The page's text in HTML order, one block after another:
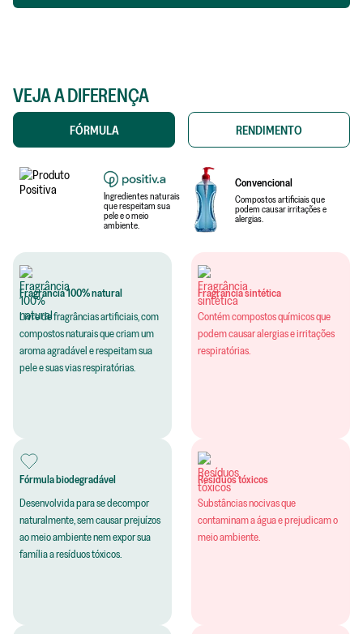
VEJA A DIFERENÇA
FÓRMULA RENDIMENTO
Ingredientes naturais
que respeitam sua
pele e o meio
ambiente.
Convencional
Compostos artificiais que
podem causar irritações e
alergias.
Fragrância 100% natural
Livre de fragrâncias artificiais, com
compostos naturais que criam um
aroma agradável e respeitam sua
pele e suas vias respiratórias.
Fórmula biodegradável
Desenvolvida para se decompor
naturalmente, sem causar prejuízos
ao meio ambiente nem expor sua
família a resíduos tóxicos.
Fragrância sintética
Contém compostos químicos que
podem causar alergias e irritações
respiratórias.
Resíduos tóxicos
Substâncias nocivas que
contaminam a água e prejudicam o
meio ambiente.